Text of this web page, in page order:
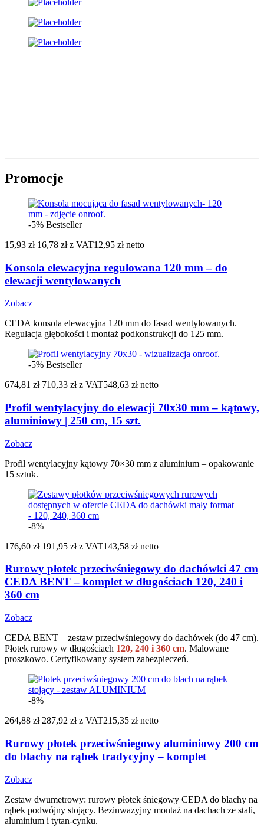
Promocje
-5% Bestseller
15,93 zł 16,78 zł z VAT12,95 zł netto
Konsola elewacyjna regulowana 120 mm – do
elewacji wentylowanych
Zobacz
CEDA konsola elewacyjna 120 mm do fasad wentylowanych.
Regulacja głębokości i montaż podkonstrukcji do 125 mm.
-5% Bestseller
674,81 zł 710,33 zł z VAT548,63 zł netto
Profil wentylacyjny do elewacji 70x30 mm – kątowy,
aluminiowy | 250 cm, 15 szt.
Zobacz
Profil wentylacyjny kątowy 70×30 mm z aluminium – opakowanie
15 sztuk.
-8%
176,60 zł 191,95 zł z VAT143,58 zł netto
Rurowy płotek przeciwśniegowy do dachówki 47 cm
CEDA BENT – komplet w długościach 120, 240 i
360 cm
Zobacz
CEDA BENT – zestaw przeciwśniegowy do dachówek (do 47 cm).
Płotek rurowy w długościach 120, 240 i 360 cm. Malowane
proszkowo. Certyfikowany system zabezpieczeń.
-8%
264,88 zł 287,92 zł z VAT215,35 zł netto
Rurowy płotek przeciwśniegowy aluminiowy 200 cm
do blachy na rąbek tradycyjny – komplet
Zobacz
Zestaw dwumetrowy: rurowy płotek śniegowy CEDA do blachy na
rąbek podwójny stojący. Bezinwazyjny montaż na dachach ze stali,
aluminium i tytan-cynku.